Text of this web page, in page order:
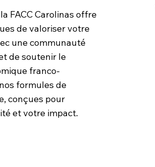
FACC Carolinas offre
de valoriser votre
une communauté
de soutenir le
franco-
formules de
conçues pour
et votre impact.